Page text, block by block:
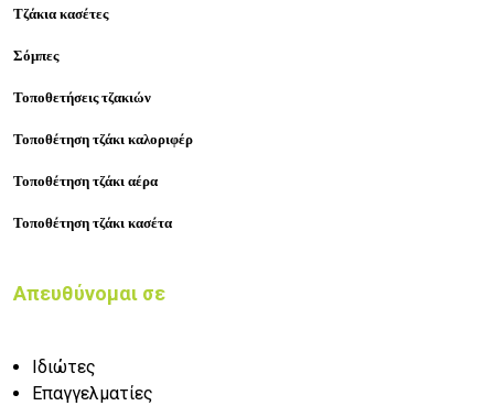
Τζάκια κασέτες
Σόμπες
Τοποθετήσεις τζακιών
Τοποθέτηση τζάκι καλοριφέρ
Τοποθέτηση τζάκι αέρα
Τοποθέτηση τζάκι κασέτα
Απευθύνομαι σε
Ιδιώτες
Επαγγελματίες